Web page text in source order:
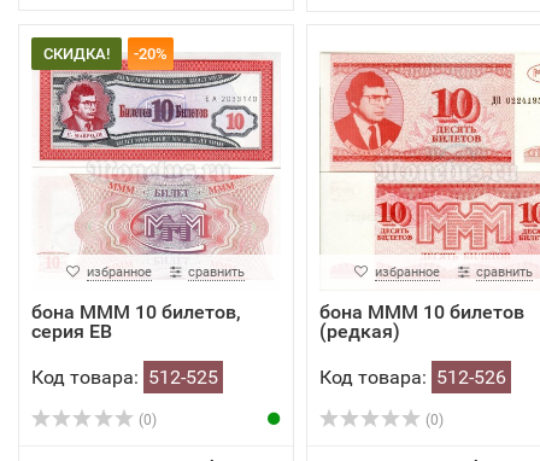
СКИДКА! -20%
избранное сравнить
бона МММ 10 билетов,
серия ЕВ
Код товара: 512-525
(0)
избранное сравнить
бона МММ 10 билетов
(редкая)
Код товара: 512-526
(0)